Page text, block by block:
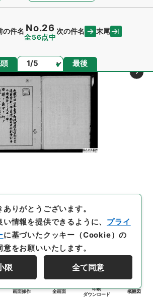
の件名 No.26
全56点中
次の件名 末尾
ページ 最後
画面操作 全画面
印刷
ダウンロード
概観図
りがとうございます。
情報を提供できるように、 プライ
に基づいたクッキー（Cookie）の
をお願いいたします。
限 全て同意